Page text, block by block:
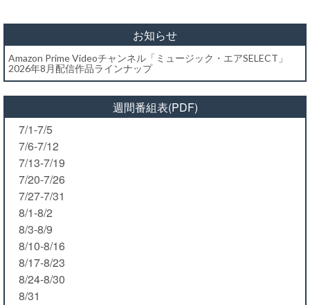
お知らせ
Amazon Prime Videoチャンネル「ミュージック・エアSELECT」
2026年8月配信作品ラインナップ
週間番組表(PDF)
7/1-7/5
7/6-7/12
7/13-7/19
7/20-7/26
7/27-7/31
8/1-8/2
8/3-8/9
8/10-8/16
8/17-8/23
8/24-8/30
8/31